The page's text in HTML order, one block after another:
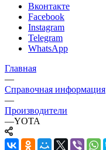
Вконтакте
Facebook
Instagram
Telegram
WhatsApp
Главная
—
Справочная информация
—
Производители
—YOTA